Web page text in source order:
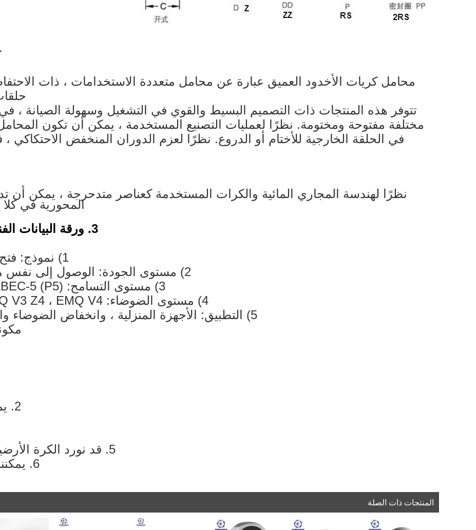
محامل كريات الأخدود العميق عبارة عن محامل متعددة الاستخدامات ، ذات
تتوفر هذه المنتجات ذات التصميم البسيط والقوي في التشغيل وسهولة الصيانة
مختلفة مفتوحة ومختومة. نظرًا لعمليات التصنيع المستخدمة ، يمكن أن تكون
في الحلقة الخارجية للأختام أو الدروع. نظرًا لعزم الدوران المنخفض الاحتكاكي
نظرًا لهندسة المجاري المائية والكرات المستخدمة كعناصر متدحرجة ، يمكن أن
المحورية في كلا
3. ورقة البيانات الفنية من الكرة الاخدود العميق اضعا:
1) نموذج: فتح ، Z ، ZZ ، RZ ، 2RZ ، RS ، 2RS
2) مستوى الجودة: الوصول إلى نفس مستوى المحامل اليابانية والأوروبية
3) مستوى التسامح: ABEC-1 (P0) ، ABEC-3 (P6) ، ABEC-5 (P5)
4) مستوى الضوضاء: EMQ V1 Z2 ، EMQ V2 Z3 ، EMQ V3 Z4 ، EMQ V4
5) التطبيق: الأجهزة المنزلية ، وانخفاض الضوضاء والمحركات الكهربائية عالية السرعة.
2. يمكننا
5. قد نورد الكرة الأرضية الأخرى
6. يمكننا تقديم
المنتجات ذات الصلة